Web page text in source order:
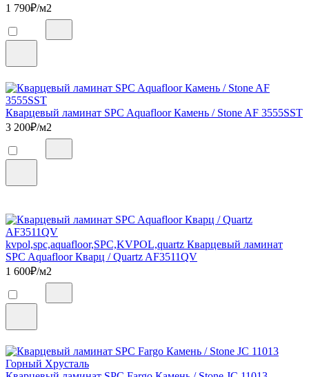
1 790₽/м2
Кварцевый ламинат SPC Aquafloor Камень / Stone AF 3555SST
3 200₽/м2
kvpol,spc,aquafloor,SPC,KVPOL,quartz Кварцевый ламинат
SPC Aquafloor Кварц / Quartz AF3511QV
1 600₽/м2